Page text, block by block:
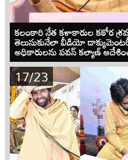
కలంకారి నేత కళాకారుల కఠోర
తెలుసుకునేలా వీడియో
అధికారులను పవన్ కల్యాణ్
17/23